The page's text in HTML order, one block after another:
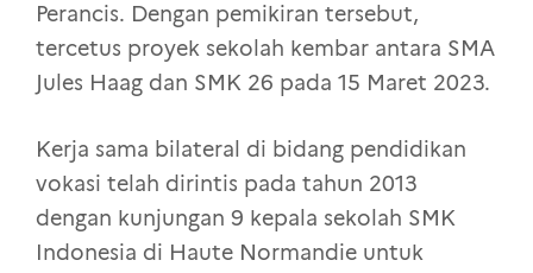
Perancis. Dengan pemikiran tersebut,
tercetus proyek sekolah kembar antara SMA
Jules Haag dan SMK 26 pada 15 Maret 2023.
Kerja sama bilateral di bidang pendidikan
vokasi telah dirintis pada tahun 2013
dengan kunjungan 9 kepala sekolah SMK
Indonesia di Haute Normandie untuk